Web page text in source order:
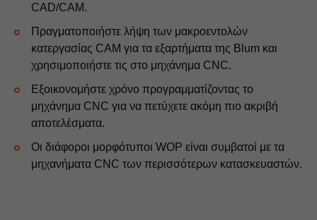
CAD/CAM.
Πραγματοποιήστε λήψη των μακροεντολών
κατεργασίας CAM για τα εξαρτήματα της Blum και
χρησιμοποιήστε τις στο μηχάνημα CNC.
Εξοικονομήστε χρόνο προγραμματίζοντας το
μηχάνημα CNC για να πετύχετε ακόμη πιο ακριβή
αποτελέσματα.
Οι διάφοροι μορφότυποι WOP είναι συμβατοί με τα
μηχανήματα CNC των περισσότερων κατασκευαστών.